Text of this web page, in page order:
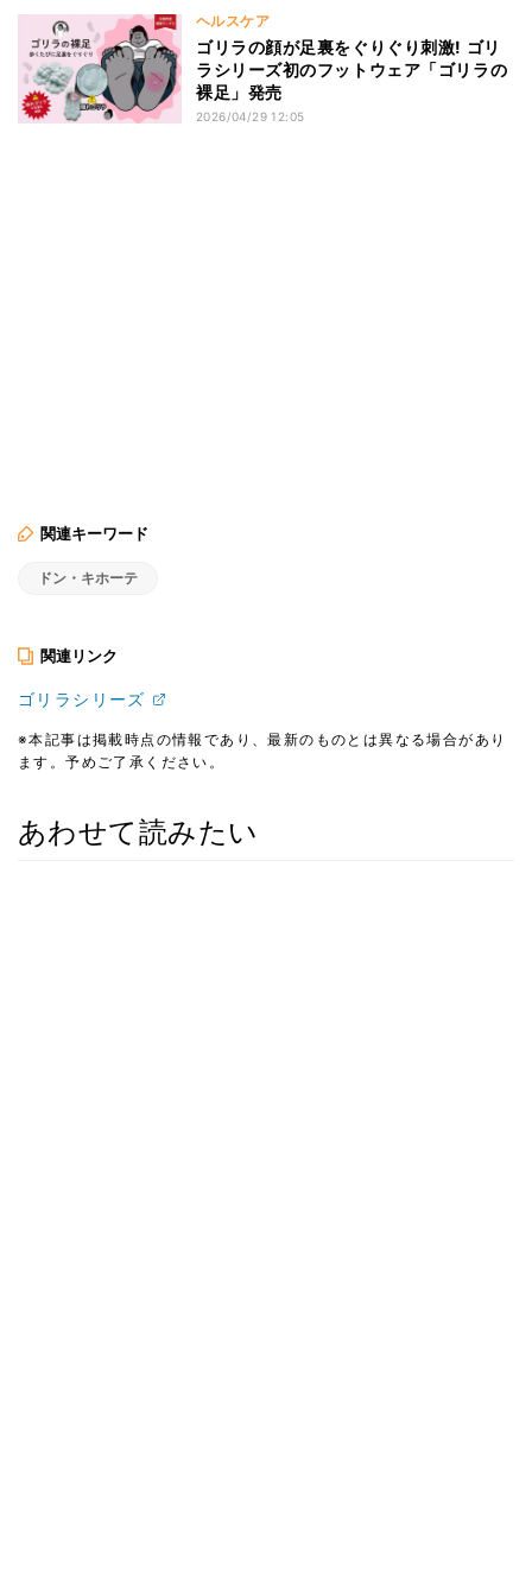
ヘルスケア
ゴリラの顔が足裏をぐりぐり刺激! ゴリ
ラシリーズ初のフットウェア「ゴリラの
裸足」発売
2026/04/29 12:05
関連キーワード
ドン・キホーテ
関連リンク
ゴリラシリーズ
※本記事は掲載時点の情報であり、最新のものとは異なる場合があり
ます。予めご了承ください。
あわせて読みたい